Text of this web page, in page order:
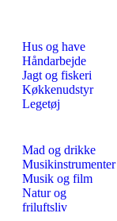
Hus og have
Håndarbejde
Jagt og fiskeri
Køkkenudstyr
Legetøj
Mad og drikke
Musikinstrumenter
Musik og film
Natur og
friluftsliv